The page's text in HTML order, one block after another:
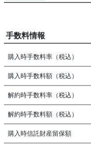
手数料情報
購入時手数料率（税込）
購入時手数料額（税込）
解約時手数料率（税込）
解約時手数料額（税込）
購入時信託財産留保額